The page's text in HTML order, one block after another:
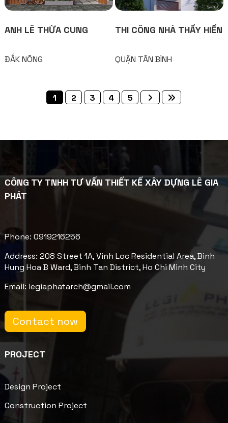
ANH LÊ THỪA CUNG
ĐẮK NÔNG
THI CÔNG NHÀ THẦY HIỀN
QUẬN TÂN BÌNH
1 2 3 4 5
CÔNG TY TNHH TƯ VẤN THIẾT KẾ XÂY DỰNG LÊ GIA
PHÁT
Phone: 0919216256
Address: 208 Street 1A, Vinh Loc Residential Area, Binh
Hung Hoa B Ward, Binh Tan District, Ho Chi Minh City
Email: legiaphatarch@gmail.com
Contact now
PROJECT
Design Project
Construction Project